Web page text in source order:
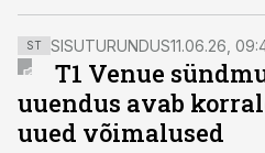
turundusjuht Mariliis Mähhar
turundus- ja
Arro.
ST SISUTURUNDUS11.06.26,
T1 Venue
uuendus avab
uued võimalused